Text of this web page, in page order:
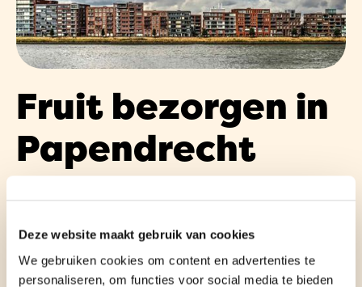
Deze website maakt gebruik van cookies
We gebruiken cookies om content en advertenties te
personaliseren, om functies voor social media te bieden
Fruit bezorgen in
Papendrecht
moeiteloze manier om van vers fruit te genieten.
Wij brengen de fruitboxen rechtstreeks tot aan uw